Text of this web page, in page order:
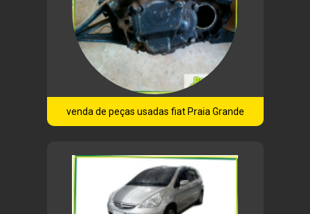
venda de peças usadas fiat Praia Grande